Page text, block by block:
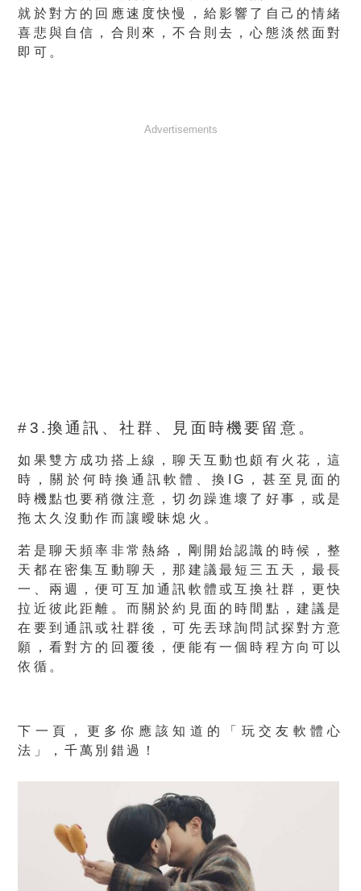
就於對方的回應速度快慢，給影響了自己的情緒
喜悲與自信，合則來，不合則去，心態淡然面對
即可。
Advertisements
#3.換通訊、社群、見面時機要留意。
如果雙方成功搭上線，聊天互動也頗有火花，這
時，關於何時換通訊軟體、換IG，甚至見面的
時機點也要稍微注意，切勿躁進壞了好事，或是
拖太久沒動作而讓曖昧熄火。
若是聊天頻率非常熱絡，剛開始認識的時候，整
天都在密集互動聊天，那建議最短三五天，最長
一、兩週，便可互加通訊軟體或互換社群，更快
拉近彼此距離。而關於約見面的時間點，建議是
在要到通訊或社群後，可先丟球詢問試探對方意
願，看對方的回覆後，便能有一個時程方向可以
依循。
下一頁，更多你應該知道的「玩交友軟體心
法」，千萬別錯過！